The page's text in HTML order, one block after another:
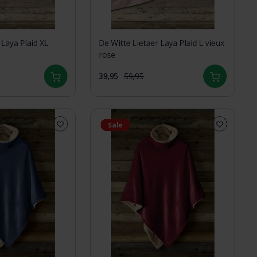
Plaid XL
De Witte Lietaer Laya Plaid L vieux
rose
39,95 59,95
Sale